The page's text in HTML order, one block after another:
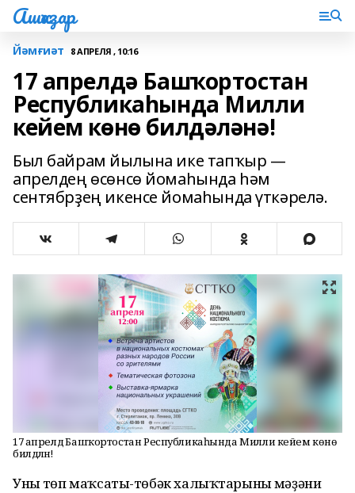
Ашҡаҙар
Йәмғиәт 8 АПРЕЛЯ , 10:16
17 апрелдә Башҡортостан
Республикаһында Милли
кейем көнө билдәләнә!
Был байрам йылына ике тапҡыр —
апрелдең өсөнсө йомаһында һәм
сентябрҙең икенсе йомаһында үткәрелә.
17 апрелдә Башҡортостан Республикаһында Милли кейем көнө
билдәләнә!
Уның төп маҡсаты-төбәк халыҡтарының мәҙәни